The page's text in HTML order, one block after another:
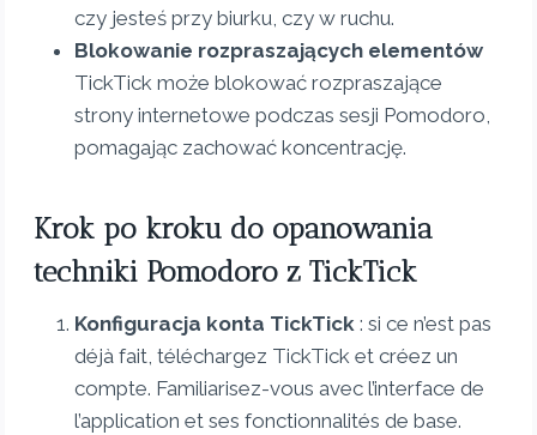
czy jesteś przy biurku, czy w ruchu.
Blokowanie rozpraszających elementów
TickTick może blokować rozpraszające
strony internetowe podczas sesji Pomodoro,
pomagając zachować koncentrację.
Krok po kroku do opanowania
techniki Pomodoro z TickTick
Konfiguracja konta TickTick : si ce n’est pas
déjà fait, téléchargez TickTick et créez un
compte. Familiarisez-vous avec l’interface de
l’application et ses fonctionnalités de base.